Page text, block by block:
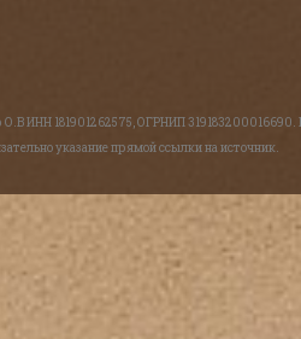
ИНН 181901262575, ОГРНИП 319183200016690.
указание прямой ссылки на источник.